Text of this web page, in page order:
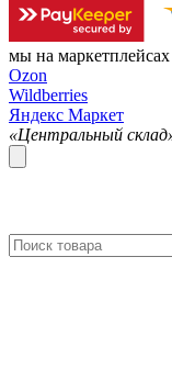
мы на маркетплейсах
Ozon
Wildberries
Яндекс Маркет
«Центральный